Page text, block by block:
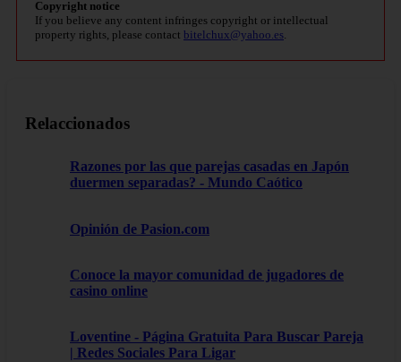
Copyright notice
If you believe any content infringes copyright or intellectual
property rights, please contact bitelchux@yahoo.es.
Relaccionados
Razones por las que parejas casadas en Japón
duermen separadas? - Mundo Caótico
Opinión de Pasion.com
Conoce la mayor comunidad de jugadores de
casino online
Loventine - Página Gratuita Para Buscar Pareja
| Redes Sociales Para Ligar